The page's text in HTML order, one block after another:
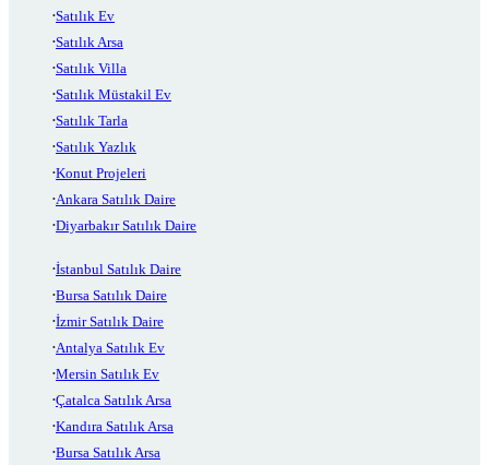
Satılık Ev
Satılık Arsa
Satılık Villa
Satılık Müstakil Ev
Satılık Tarla
Satılık Yazlık
Konut Projeleri
Ankara Satılık Daire
Diyarbakır Satılık Daire
İstanbul Satılık Daire
Bursa Satılık Daire
İzmir Satılık Daire
Antalya Satılık Ev
Mersin Satılık Ev
Çatalca Satılık Arsa
Kandıra Satılık Arsa
Bursa Satılık Arsa